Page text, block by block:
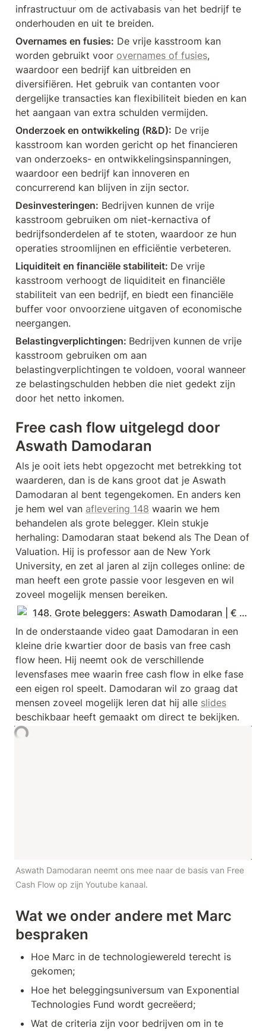
infrastructuur om de activabasis van het bedrijf te
onderhouden en uit te breiden.
Overnames en fusies: De vrije kasstroom kan
worden gebruikt voor overnames of fusies,
waardoor een bedrijf kan uitbreiden en
diversifiëren. Het gebruik van contanten voor
dergelijke transacties kan flexibiliteit bieden en kan
het aangaan van extra schulden vermijden.
Onderzoek en ontwikkeling (R&D): De vrije
kasstroom kan worden gericht op het financieren
van onderzoeks- en ontwikkelingsinspanningen,
waardoor een bedrijf kan innoveren en
concurrerend kan blijven in zijn sector.
Desinvesteringen: Bedrijven kunnen de vrije
kasstroom gebruiken om niet-kernactiva of
bedrijfsonderdelen af te stoten, waardoor ze hun
operaties stroomlijnen en efficiëntie verbeteren.
Liquiditeit en financiële stabiliteit: De vrije
kasstroom verhoogt de liquiditeit en financiële
stabiliteit van een bedrijf, en biedt een financiële
buffer voor onvoorziene uitgaven of economische
neergangen.
Belastingverplichtingen: Bedrijven kunnen de vrije
kasstroom gebruiken om aan
belastingverplichtingen te voldoen, vooral wanneer
ze belastingschulden hebben die niet gedekt zijn
door het netto inkomen.
Free cash flow uitgelegd door
Aswath Damodaran
Als je ooit iets hebt opgezocht met betrekking tot
waarderen, dan is de kans groot dat je Aswath
Damodaran al bent tegengekomen. En anders ken
je hem wel van aflevering 148 waarin we hem
behandelen als grote belegger. Klein stukje
herhaling: Damodaran staat bekend als The Dean of
Valuation. Hij is professor aan de New York
University, en zet al jaren al zijn colleges online: de
man heeft een grote passie voor lesgeven en wil
zoveel mogelijk mensen bereiken.
148. Grote beleggers: Aswath Damodaran | € 310.400
In de onderstaande video gaat Damodaran in een
kleine drie kwartier door de basis van free cash
flow heen. Hij neemt ook de verschillende
levensfases mee waarin free cash flow in elke fase
een eigen rol speelt. Damodaran wil zo graag dat
mensen zoveel mogelijk leren dat hij alle slides
beschikbaar heeft gemaakt om direct te bekijken.
Aswath Damodaran neemt ons mee naar de basis van Free
Cash Flow op zijn Youtube kanaal.
Wat we onder andere met Marc
bespraken
Hoe Marc in de technologiewereld terecht is
gekomen;
Hoe het beleggingsuniversum van Exponential
Technologies Fund wordt gecreëerd;
Wat de criteria zijn voor bedrijven om in te